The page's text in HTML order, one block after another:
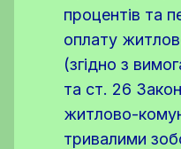
процентів та
оплату
(згідно з
та ст. 26
житлово-
тривалими